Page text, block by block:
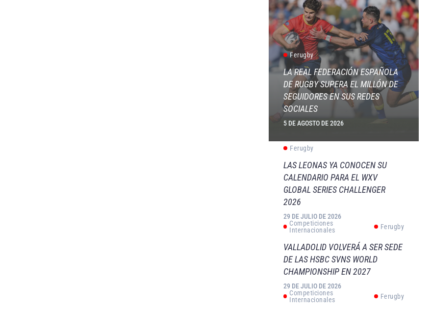
Ferugby
LA REAL FEDERACIÓN ESPAÑOLA
DE RUGBY SUPERA EL MILLÓN DE
SEGUIDORES EN SUS REDES
SOCIALES
5 DE AGOSTO DE 2026
Ferugby
LAS LEONAS YA CONOCEN SU
CALENDARIO PARA EL WXV
GLOBAL SERIES CHALLENGER
2026
29 DE JULIO DE 2026
Competiciones
Internacionales
Ferugby
VALLADOLID VOLVERÁ A SER SEDE
DE LAS HSBC SVNS WORLD
CHAMPIONSHIP EN 2027
29 DE JULIO DE 2026
Competiciones
Internacionales
Ferugby